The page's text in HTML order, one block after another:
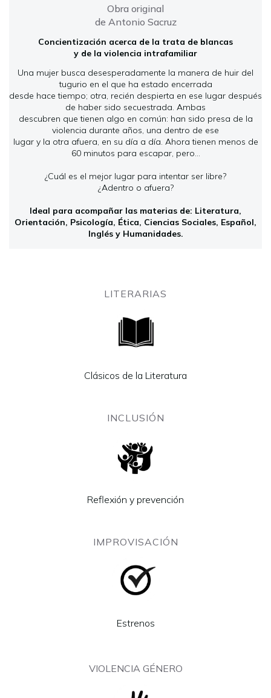
Obra original
de Antonio Sacruz
Concientización acerca de la trata de blancas
y de la violencia intrafamiliar
Una mujer busca desesperadamente la manera de huir del
tugurio en el que ha estado encerrada
desde hace tiempo; otra, recién despierta en ese lugar después
de haber sido secuestrada. Ambas
descubren que tienen algo en común: han sido presa de la
violencia durante años, una dentro de ese
lugar y la otra afuera, en su día a día. Ahora tienen menos de
60 minutos para escapar, pero…
¿Cuál es el mejor lugar para intentar ser libre?
¿Adentro o afuera?
Ideal para acompañar las materias de: Literatura,
Orientación, Psicología, Ética, Ciencias Sociales, Español,
Inglés y Humanidades.
LITERARIAS
Clásicos de la Literatura
INCLUSIÓN
Reflexión y prevención
IMPROVISACIÓN
Estrenos
VIOLENCIA GÉNERO